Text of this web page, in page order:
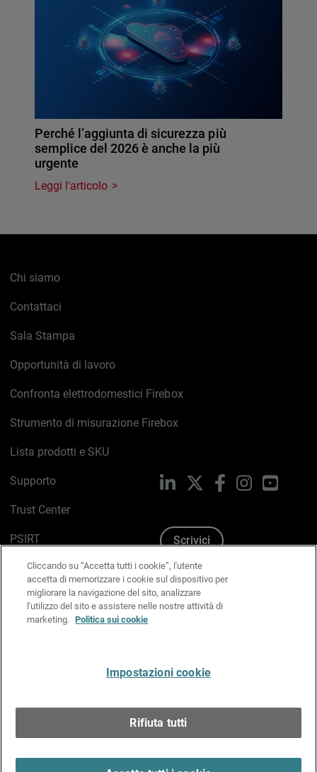
Perché l’aggiunta di sicurezza più
semplice del 2026 è anche la più
urgente
Leggi l'articolo
Chi siamo
Contattaci
Sala Stampa
Opportunità di lavoro
Confronta elettrodomestici Firebox
Strumento di misurazione Firebox
Lista prodotti e SKU
Supporto
Trust Center
PSIRT
Politica sui cookie
Informativa sulla privacy
Kit Media & Brand
LinkedIn FacebookInstagram
Scrivici
Cliccando su “Accetta tutti i cookie”, l'utente
accetta di memorizzare i cookie sul dispositivo per
migliorare la navigazione del sito, analizzare
l'utilizzo del sito e assistere nelle nostre attività di
marketing. Politica sui cookie
Impostazioni cookie
Rifiuta tutti